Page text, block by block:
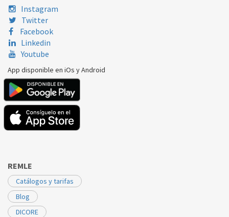
ELECTROLUX
ELECTROLUX
ELECTROLUX
Instagram
Twitter
Facebook
Linkedin
Youtube
App disponible en iOs y Android
REMLE
Catálogos y tarifas
Blog
DICORE